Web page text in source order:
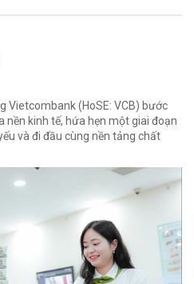
Vietcombank (HoSE: VCB) bước
nền kinh tế, hứa hẹn một giai đoạn
và đi đầu cùng nền tảng chất